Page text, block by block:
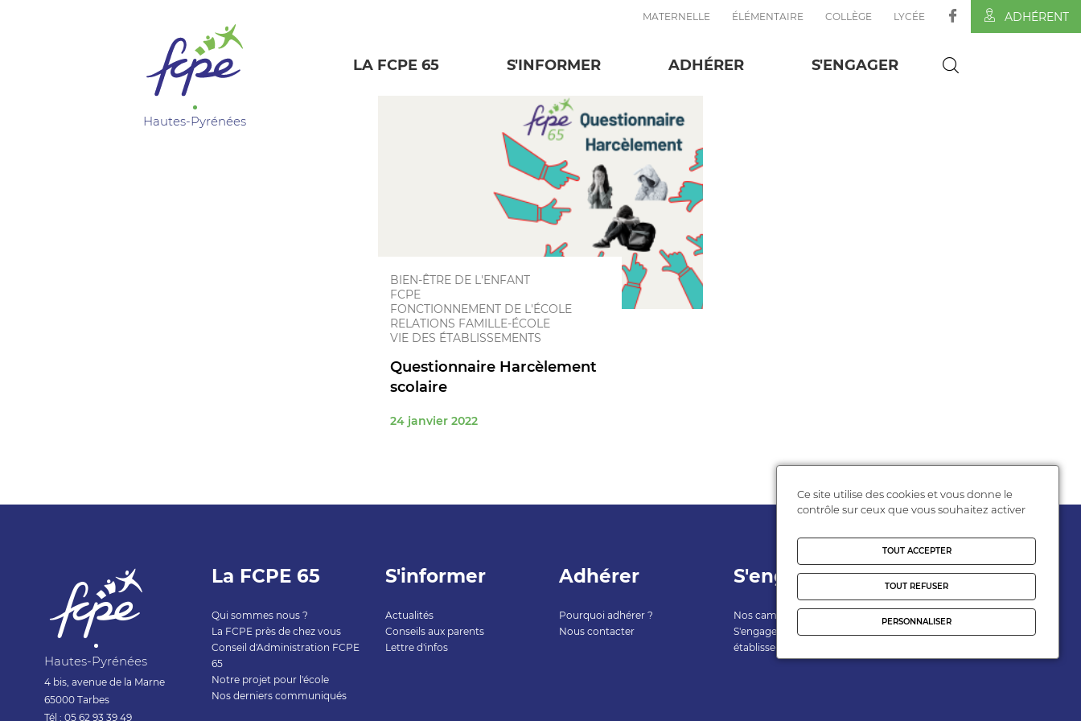
MATERNELLE ÉLÉMENTAIRE COLLÈGE LYCÉE ADHÉRENT
Hautes-Pyrénées
LA FCPE 65 S'INFORMER ADHÉRER S'ENGAGER
Relations famille-école
BIEN-ÊTRE DE L'ENFANT
FCPE
FONCTIONNEMENT DE L'ÉCOLE
RELATIONS FAMILLE-ÉCOLE
VIE DES ÉTABLISSEMENTS
Questionnaire Harcèlement
scolaire
24 janvier 2022
Hautes-Pyrénées
4 bis, avenue de la Marne
65000 Tarbes
Tél : 05 62 93 39 49
La FCPE 65
Qui sommes nous ?
La FCPE près de chez vous
Conseil d'Administration FCPE
65
Notre projet pour l'école
Nos derniers communiqués
S'informer
Actualités
Conseils aux parents
Lettre d'infos
Adhérer
Pourquoi adhérer ?
Nous contacter
S'engager
Nos campagnes
S'engager dans son
établissement
Espace
Personnel
Ce site utilise des cookies et vous donne le
contrôle sur ceux que vous souhaitez activer
TOUT ACCEPTER
TOUT REFUSER
PERSONNALISER